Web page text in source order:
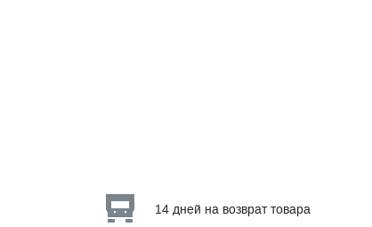
14 дней на возврат товара